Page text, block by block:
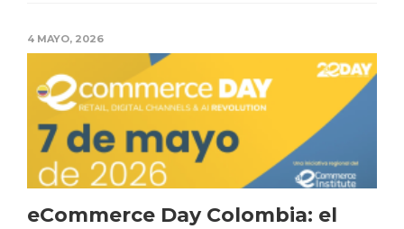
4 MAYO, 2026
eCommerce Day Colombia: el